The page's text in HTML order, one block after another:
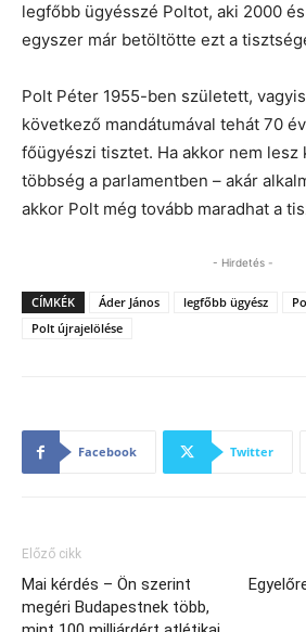
legfőbb ügyésszé Poltot, aki 2000
egyszer már betöltötte ezt a
Polt Péter 1955-ben született,
következő mandátumával tehát 70
főügyészi tisztet. Ha akkor nem lesz
többség a parlamentben – akár
akkor Polt még tovább maradhat a
- Hirdetés -
CÍMKÉK Áder János legfőbb ügyész
Polt újrajelölése
Facebook Twitter
Előző cikk
Mai kérdés – Ön szerint
megéri Budapestnek több,